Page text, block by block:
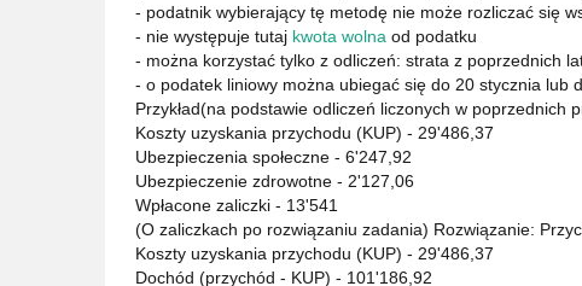
- podatnik wybierający tę metodę nie może rozliczać się
- nie występuje tutaj kwota wolna od podatku
- można korzystać tylko z odliczeń: strata z poprzednich
- o podatek liniowy można ubiegać się do 20 stycznia lub
Przykład(na podstawie odliczeń liczonych w poprzednich
Koszty uzyskania przychodu (KUP) - 29'486,37
Ubezpieczenia społeczne - 6'247,92
Ubezpieczenie zdrowotne - 2'127,06
Wpłacone zaliczki - 13'541
(O zaliczkach po rozwiązaniu zadania) Rozwiązanie:
Koszty uzyskania przychodu (KUP) - 29'486,37
Dochód (przychód - KUP) - 101'186,92